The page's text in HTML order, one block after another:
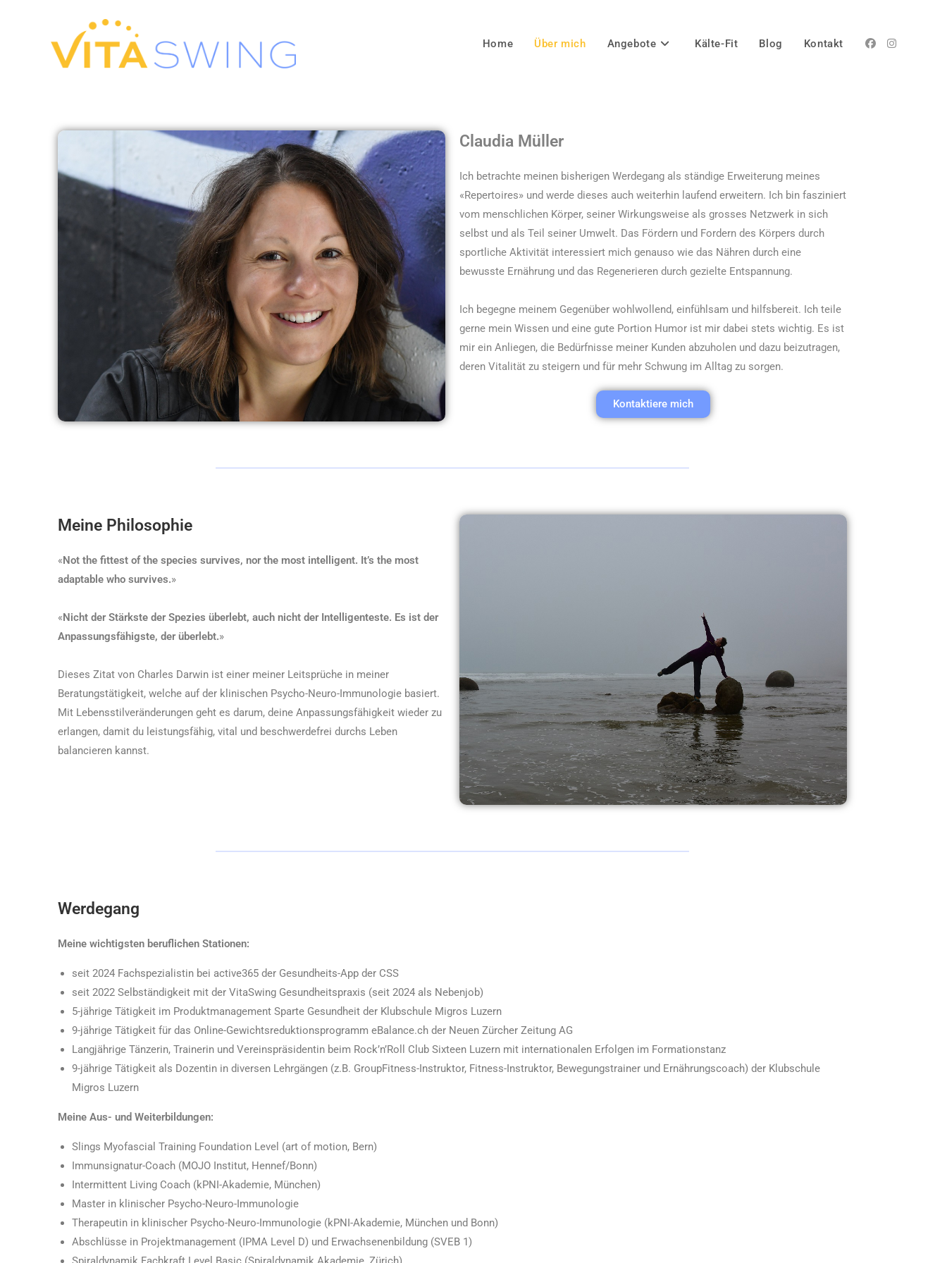
Home Über mich Angebote Kälte-Fit Blog Kontakt
Claudia Müller
Ich betrachte meinen bisherigen Werdegang als ständige Erweiterung meines
«Repertoires» und werde dieses auch weiterhin laufend erweitern. Ich bin fasziniert
vom menschlichen Körper, seiner Wirkungsweise als grosses Netzwerk in sich
selbst und als Teil seiner Umwelt. Das Fördern und Fordern des Körpers durch
sportliche Aktivität interessiert mich genauso wie das Nähren durch eine
bewusste Ernährung und das Regenerieren durch gezielte Entspannung.
Ich begegne meinem Gegenüber wohlwollend, einfühlsam und hilfsbereit. Ich teile
gerne mein Wissen und eine gute Portion Humor ist mir dabei stets wichtig. Es ist
mir ein Anliegen, die Bedürfnisse meiner Kunden abzuholen und dazu beizutragen,
deren Vitalität zu steigern und für mehr Schwung im Alltag zu sorgen.
Kontaktiere mich
Meine Philosophie
«Not the fittest of the species survives, nor the most intelligent. It’s the most
adaptable who survives.»
«Nicht der Stärkste der Spezies überlebt, auch nicht der Intelligenteste. Es ist der
Anpassungsfähigste, der überlebt.»
Dieses Zitat von Charles Darwin ist einer meiner Leitsprüche in meiner
Beratungstätigkeit, welche auf der klinischen Psycho-Neuro-Immunologie basiert.
Mit Lebensstilveränderungen geht es darum, deine Anpassungsfähigkeit wieder zu
erlangen, damit du leistungsfähig, vital und beschwerdefrei durchs Leben
balancieren kannst.
Werdegang
Meine wichtigsten beruflichen Stationen:
seit 2024 Fachspezialistin bei active365 der Gesundheits-App der CSS
seit 2022 Selbständigkeit mit der VitaSwing Gesundheitspraxis (seit 2024 als Nebenjob)
5-jährige Tätigkeit im Produktmanagement Sparte Gesundheit der Klubschule Migros Luzern
9-jährige Tätigkeit für das Online-Gewichtsreduktionsprogramm eBalance.ch der Neuen Zürcher Zeitung AG
Langjährige Tänzerin, Trainerin und Vereinspräsidentin beim Rock’n’Roll Club Sixteen Luzern mit internationalen Erfolgen im Formationstanz
9-jährige Tätigkeit als Dozentin in diversen Lehrgängen (z.B. GroupFitness-Instruktor, Fitness-Instruktor, Bewegungstrainer und Ernährungscoach) der Klubschule
Migros Luzern
Meine Aus- und Weiterbildungen:
Slings Myofascial Training Foundation Level (art of motion, Bern)
Immunsignatur-Coach (MOJO Institut, Hennef/Bonn)
Intermittent Living Coach (kPNI-Akademie, München)
Master in klinischer Psycho-Neuro-Immunologie
Therapeutin in klinischer Psycho-Neuro-Immunologie (kPNI-Akademie, München und Bonn)
Abschlüsse in Projektmanagement (IPMA Level D) und Erwachsenenbildung (SVEB 1)